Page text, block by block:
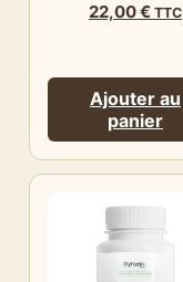
22,00€ TTC
Ajouter au
panier